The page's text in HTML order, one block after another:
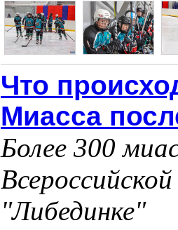
Что
Миасса
Более 300
"Либединке"